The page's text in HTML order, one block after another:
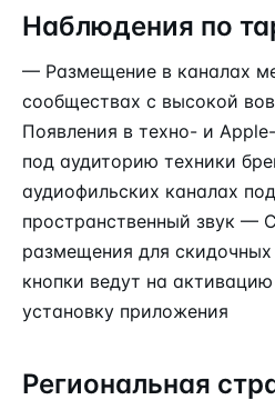
Наблюдения по
— Размещение в каналах
сообществах с высокой
Появления в техно- и
под аудиторию техники
аудиофильских каналах
пространственный звук —
размещения для
кнопки ведут на
установку приложения
Региональная